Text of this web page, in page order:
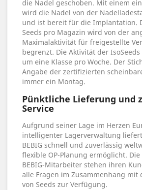
die Nadel geschoben. Mit einem
wird die Nadel von der
und ist bereit für die Implantation.
Seeds pro Magazin wird von der
Maximalaktivität für freigestellte
begrenzt. Die Aktivität der
um eine Klasse pro Woche. Der
Angabe der zertifizierten
immer ein Montag.
Pünktliche Lieferung und
Service
Aufgrund seiner Lage im Herzen
intelligenter Lagerverwaltung
BEBIG schnell und zuverlässig
flexible OP-Planung ermöglicht. Die
BEBIG-Mitarbeiter stehen ihren
alle Fragen im Zusammenhang mit
von Seeds zur Verfügung.